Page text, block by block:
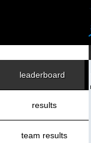
leaderboard
results
team results